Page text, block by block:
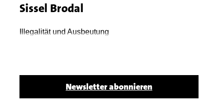
Sissel Brodal
Body
Illegalität und Ausbeutung
Newsletter abonnieren